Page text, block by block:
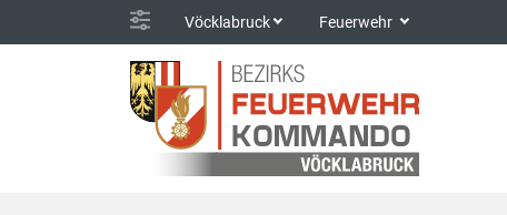
Vöcklabruck Feuerwehr